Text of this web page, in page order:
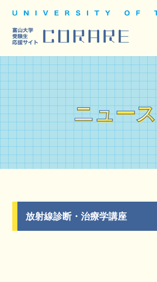
ニュース
ニュース
放射線診断・治療学講座